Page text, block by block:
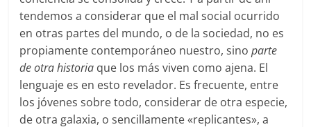
tendemos a considerar que el mal social ocurrido
en otras partes del mundo, o de la sociedad, no es
propiamente contemporáneo nuestro, sinoparte
de otra historia que los más viven como ajena. El
lenguaje es en esto revelador. Es frecuente, entre
los jóvenes sobre todo, considerar de otra especie,
de otra galaxia, o sencillamente «replicantes», a